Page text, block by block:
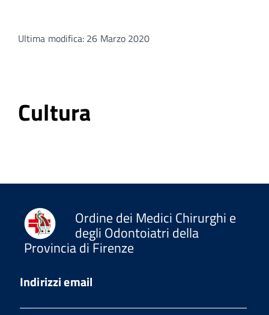
Ultima modifica: 26 Marzo 2020
Cultura
Ordine dei Medici Chirurghi e
degli Odontoiatri della
Provincia di Firenze
Indirizzi email